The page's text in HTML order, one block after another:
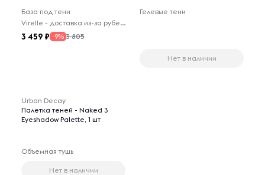
База под тени
Virelle - доставка из-за рубежа
3 459 -9% 3 805
Гелевые тени
Нет в наличии
Urban Decay
Палетка теней - Naked 3
Eyeshadow Palette, 1 шт
Объемная тушь
Нет в наличии